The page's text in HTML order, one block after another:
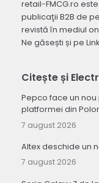
retail-FMCG.ro
publicaţii B2B de
revistă în mediul
Ne găsești și pe
Citește și
Pepco face un
platformei din
7 august 2026
Altex deschide un
7 august 2026